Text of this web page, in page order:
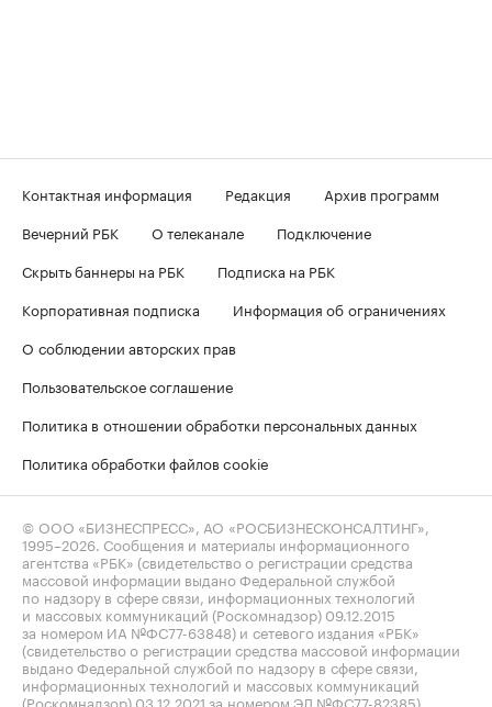
Контактная информация Редакция
Архив программ
Вечерний РБК
О телеканале
Подключение
Скрыть баннеры на РБК
Подписка на РБК
Корпоративная подписка
Информация об ограничениях
О соблюдении авторских прав
Пользовательское соглашение
Политика в отношении обработки персональных данных
Политика обработки файлов cookie
© ООО «БИЗНЕСПРЕСС», АО «РОСБИЗНЕСКОНСАЛТИНГ»,
1995–2026 . Сообщения и материалы информационного
агентства «РБК» (свидетельство о регистрации средства
массовой информации выдано Федеральной службой
по надзору в сфере связи, информационных технологий
и массовых коммуникаций (Роскомнадзор) 09.12.2015
за номером ИА №ФС77-63848) и сетевого издания «РБК»
(свидетельство о регистрации средства массовой информации
выдано Федеральной службой по надзору в сфере связи,
информационных технологий и массовых коммуникаций
(Роскомнадзор) 03.12.2021 за номером ЭЛ №ФС77-82385)